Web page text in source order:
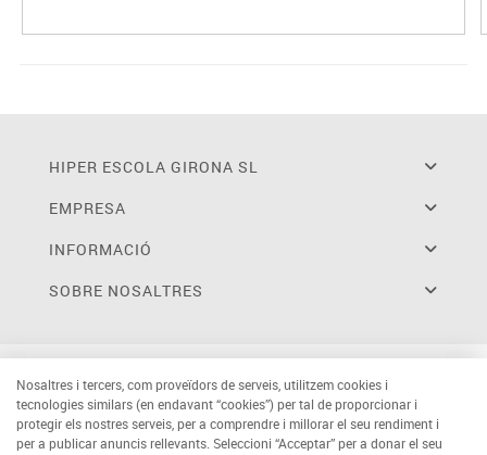
HIPER ESCOLA GIRONA SL
EMPRESA
INFORMACIÓ
SOBRE NOSALTRES
Nosaltres i tercers, com proveïdors de serveis, utilitzem cookies i
tecnologies similars (en endavant “cookies”) per tal de proporcionar i
protegir els nostres serveis, per a comprendre i millorar el seu rendiment i
per a publicar anuncis rellevants. Seleccioni “Acceptar” per a donar el seu